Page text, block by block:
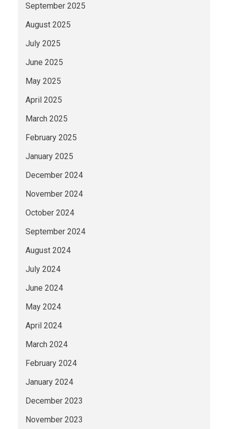
September 2025
August 2025
July 2025
June 2025
May 2025
April 2025
March 2025
February 2025
January 2025
December 2024
November 2024
October 2024
September 2024
August 2024
July 2024
June 2024
May 2024
April 2024
March 2024
February 2024
January 2024
December 2023
November 2023